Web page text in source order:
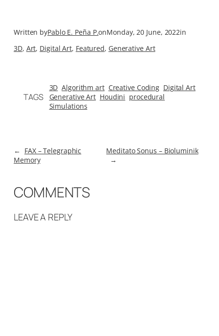
Written byPablo E. Peña P.onMonday, 20 June, 2022in
3D, Art, Digital Art, Featured, Generative Art
TAGS
3D Algorithm art Creative Coding Digital Art
Generative Art Houdini procedural
Simulations
← FAX – Telegraphic
Memory
Meditato Sonus – Bioluminik
→
COMMENTS
LEAVE A REPLY